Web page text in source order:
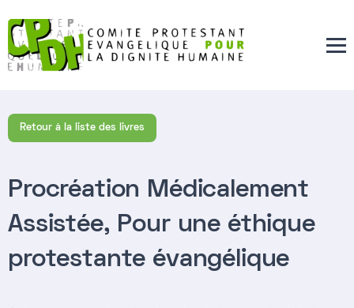
Retour à la liste des livres
Procréation Médicalement
Assistée, Pour une éthique
protestante évangélique